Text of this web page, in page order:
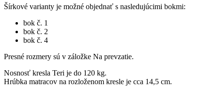
Šírkové varianty je možné objednať s nasledujúcimi bokmi:
bok č. 1
bok č. 2
bok č. 4
Presné rozmery sú v záložke Na prevzatie.
Nosnosť kresla Teri je do 120 kg.
Hrúbka matracov na rozloženom kresle je cca 14,5 cm.